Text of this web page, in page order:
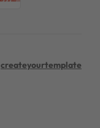
createyourtemplate